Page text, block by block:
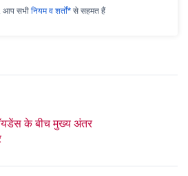
आप सभी नियम व शर्तों* से सहमत हैं
के बीच मुख्य अंतर